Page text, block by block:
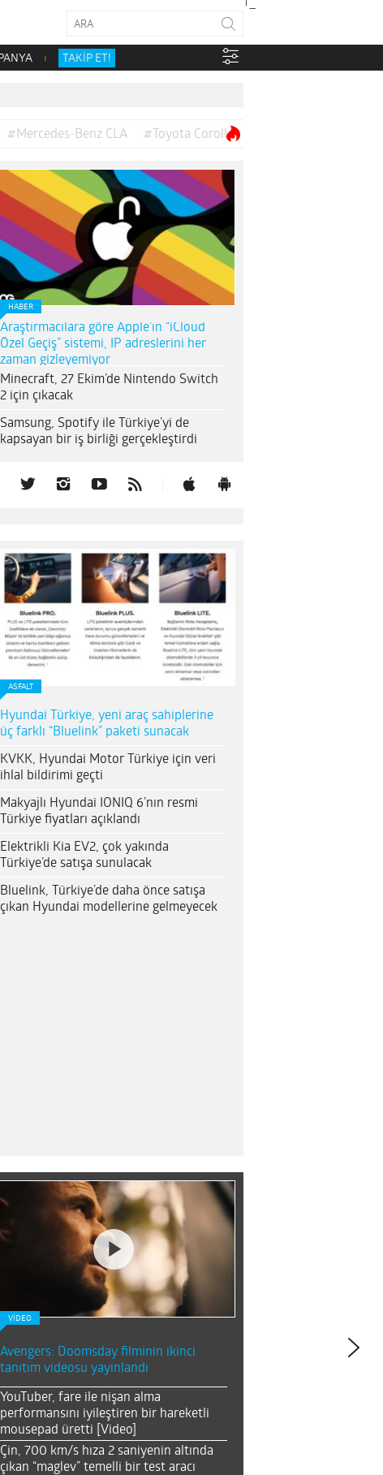
TAKİP ET!
#Mercedes-Benz CLA #Toyota Corolla
HABER
Araştırmacılara göre Apple’ın “iCloud
Özel Geçiş” sistemi, IP adreslerini her
zaman gizleyemiyor
Minecraft, 27 Ekim’de Nintendo Switch
2 için çıkacak
Samsung, Spotify ile Türkiye’yi de
kapsayan bir iş birliği gerçekleştirdi
ASFALT
Hyundai Türkiye, yeni araç sahiplerine
üç farklı “Bluelink” paketi sunacak
KVKK, Hyundai Motor Türkiye için veri
ihlal bildirimi geçti
Makyajlı Hyundai IONIQ 6’nın resmi
Türkiye fiyatları açıklandı
Elektrikli Kia EV2, çok yakında
Türkiye’de satışa sunulacak
Bluelink, Türkiye’de daha önce satışa
çıkan Hyundai modellerine gelmeyecek
VİDEO
Avengers: Doomsday filminin ikinci
tanıtım videosu yayınlandı
YouTuber, fare ile nişan alma
performansını iyileştiren bir hareketli
mousepad üretti [Video]
Çin, 700 km/s hıza 2 saniyenin altında
çıkan “maglev” temelli bir test aracı